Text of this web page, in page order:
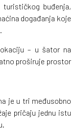
turističkog buđenja,
događanja koje
– u šator na
proširuje prostor
je u tri međusobno
pričaju jednu istu